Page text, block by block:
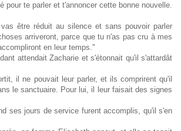
pour te parler et t'annoncer cette bonne nouvelle.
être réduit au silence et sans pouvoir parler
arriveront, parce que tu n'as pas cru à mes
en leur temps."
attendait Zacharie et s'étonnait qu'il s'attardât
il ne pouvait leur parler, et ils comprirent qu'il
le sanctuaire. Pour lui, il leur faisait des signes
ses jours de service furent accomplis, qu'il s'en